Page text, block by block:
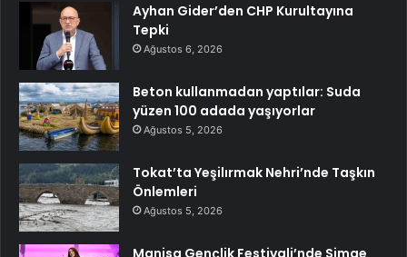
Ayhan Gider’den CHP Kurultayına
Tepki
Ağustos 6, 2026
Beton kullanmadan yaptılar: Suda
yüzen 100 adada yaşıyorlar
Ağustos 5, 2026
Tokat’ta Yeşilırmak Nehri’nde Taşkın
Önlemleri
Ağustos 5, 2026
Manisa Gençlik Festivali’nde Simge